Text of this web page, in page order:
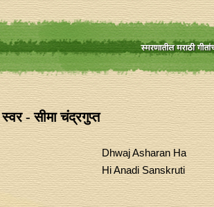
स्वर - सीमा चंद्रगुप्‍त
Dhwaj Asharan Ha
Hi Anadi Sanskruti